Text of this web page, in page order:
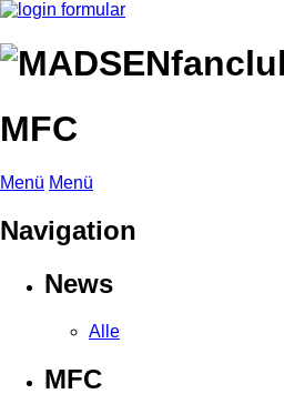
MFC
Menü Menü
Navigation
News
Alle
MFC